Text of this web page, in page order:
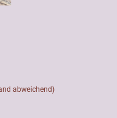
abweichend)